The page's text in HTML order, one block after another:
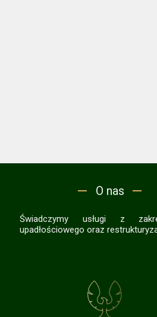
Świadczymy usługi z
upadłościowego oraz
O nas